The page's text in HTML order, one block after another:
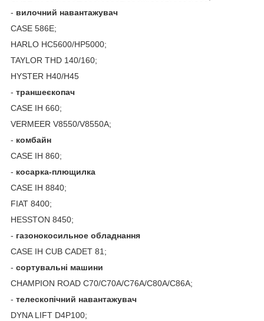
- вилочний навантажувач
CASE 586E;
HARLO HC5600/HP5000;
TAYLOR THD 140/160;
HYSTER H40/H45
- траншеєкопач
CASE IH 660;
VERMEER V8550/V8550A;
- комбайн
CASE IH 860;
- косарка-плющилка
CASE IH 8840;
FIAT 8400;
HESSTON 8450;
- газонокосильное обладнання
CASE IH CUB CADET 81;
- сортувальні машини
CHAMPION ROAD C70/C70A/C76A/C80A/C86A;
- телескопічний навантажувач
DYNA LIFT D4P100;